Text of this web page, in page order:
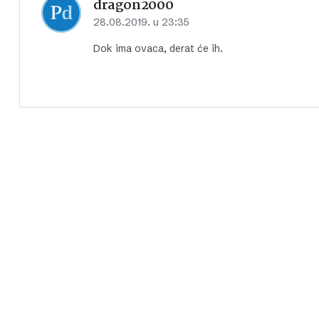
dragon2000
28.08.2019. u 23:35
Dok ima ovaca, derat će ih.